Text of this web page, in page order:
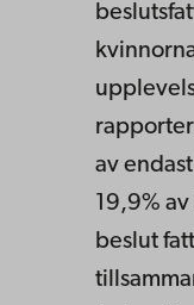
av
19,9%
beslut